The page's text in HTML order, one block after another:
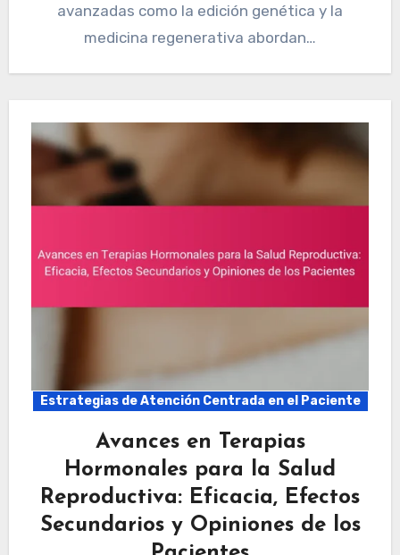
avanzadas como la edición genética y la
medicina regenerativa abordan…
Estrategias de Atención Centrada en el Paciente
Avances en Terapias
Hormonales para la Salud
Reproductiva: Eficacia, Efectos
Secundarios y Opiniones de los